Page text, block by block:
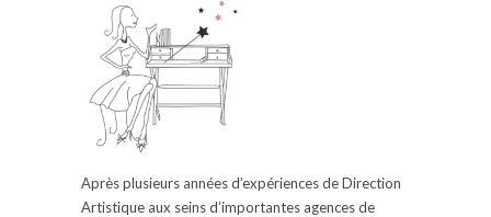
Après plusieurs années d’expériences de Direction
Artistique aux seins d’importantes agences de